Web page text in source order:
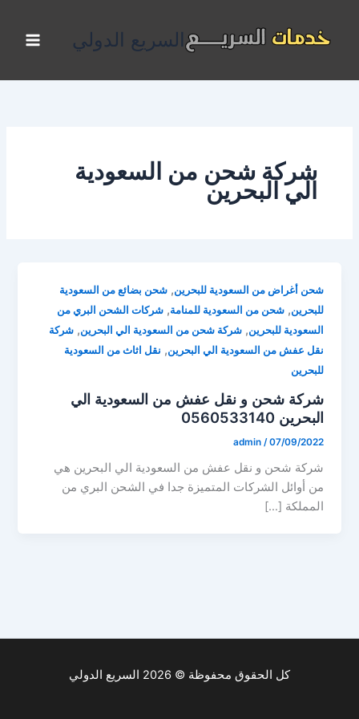
المحتوى
السريع الدولي
شركة شحن من السعودية
الي البحرين
شحن أغراض من السعودية للبحرين,شحن بضائع من السعودية
للبحرين,شحن من السعودية للمنامة,شركات الشحن البري من
السعودية للبحرين,شركة شحن من السعودية الي البحرين,شركة
نقل عفش من السعودية الي البحرين, نقل اثاث من السعودية
للبحرين
شركة شحن و نقل عفش من السعودية الي
البحرين 0560533140
admin /07/09/2022
شركة شحن و نقل عفش من السعودية الي البحرين هي
من أوائل الشركات المتميزة جدا في الشحن البري من
المملكة […]
كل الحقوق محفوظة © 2026 السريع الدولي